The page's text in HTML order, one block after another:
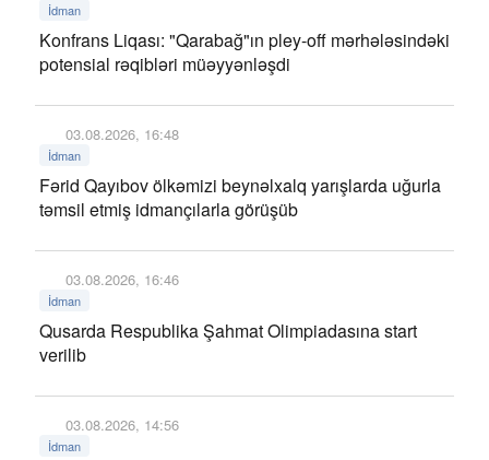
İdman
Konfrans Liqası: "Qarabağ"ın pley-off mərhələsindəki
potensial rəqibləri müəyyənləşdi
03.08.2026, 16:48
İdman
Fərid Qayıbov ölkəmizi beynəlxalq yarışlarda uğurla
təmsil etmiş idmançılarla görüşüb
03.08.2026, 16:46
İdman
Qusarda Respublika Şahmat Olimpiadasına start
verilib
03.08.2026, 14:56
İdman